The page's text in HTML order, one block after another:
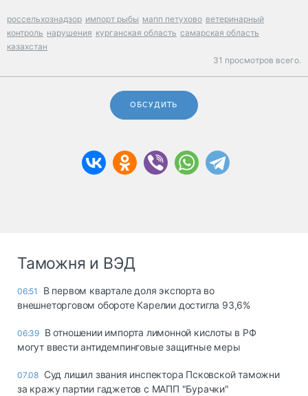
россельхознадзор импорт рыбы мапп петухово ветеринарный
контроль нарушения курганская область самарская область
казахстан
31 просмотров всего.
ОБСУДИТЬ
Таможня и ВЭД
06:51
В первом квартале доля экспорта во
внешнеторговом обороте Карелии достигла 93,6%
06:39 В отношении импорта лимонной кислоты в РФ
могут ввести антидемпинговые защитные меры
07.08 Суд лишил звания инспектора Псковской таможни
за кражу партии гаджетов с МАПП "Бурачки"